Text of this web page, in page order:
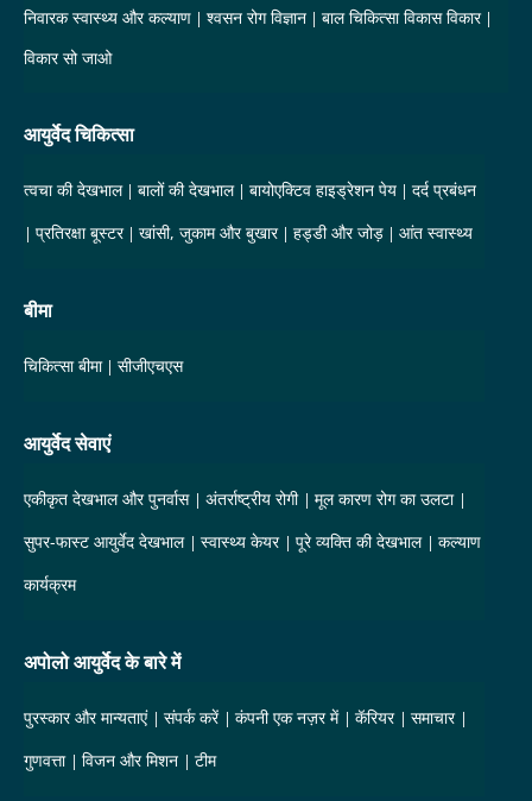
निवारक स्वास्थ्य और कल्याण
श्वसन रोग विज्ञान
बाल चिकित्सा विकास विकार
विकार सो जाओ
आयुर्वेद चिकित्सा
त्वचा की देखभाल बालों की देखभाल बायोएक्टिव हाइड्रेशन पेय
दर्द प्रबंधन
प्रतिरक्षा बूस्टर
खांसी, जुकाम और बुखार हड्डी और जोड़ आंत स्वास्थ्य
बीमा
चिकित्सा बीमा सीजीएचएस
आयुर्वेद सेवाएं
एकीकृत देखभाल और पुनर्वास अंतर्राष्ट्रीय रोगी
मूल कारण रोग का उलटा
सुपर-फास्ट आयुर्वेद देखभाल
स्वास्थ्य केयर पूरे व्यक्ति की देखभाल
कल्याण
कार्यक्रम
अपोलो आयुर्वेद के बारे में
पुरस्कार और मान्यताएं संपर्क करें कंपनी एक नज़र में कॅरियर
समाचार
गुणवत्ता
विजन और मिशन टीम